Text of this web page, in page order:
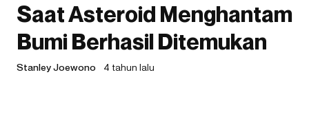
Saat Asteroid Menghantam
Bumi Berhasil Ditemukan
Stanley Joewono 4 tahun lalu